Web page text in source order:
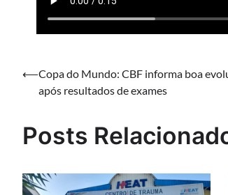
Navegação
⟵Copa do Mundo: CBF informa boa
após resultados de exames
Posts